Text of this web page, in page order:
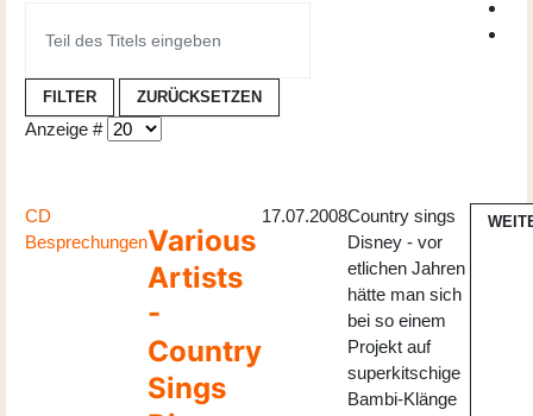
FILTER ZURÜCKSETZEN
Anzeige #
CD
BesprechungenVarious
Artists
-
Country
Sings
17.07.2008Country sings
Disney - vor
etlichen Jahren
hätte man sich
bei so einem
Projekt auf
superkitschige
Bambi-Klänge